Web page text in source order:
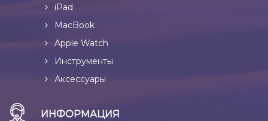
iPad
MacBook
Apple Watch
Инструменты
Аксессуары
ИНФОРМАЦИЯ